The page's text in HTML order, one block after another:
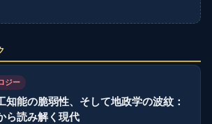
ジー
知能の脆弱性、そして地政学の波紋：
ら読み解く現代